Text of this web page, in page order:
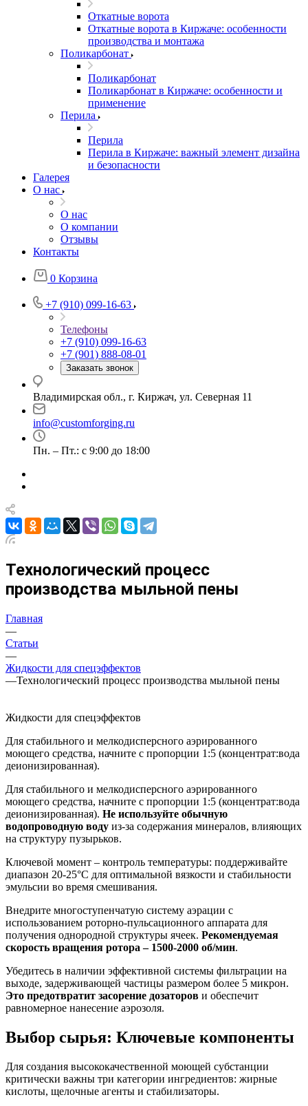
Откатные ворота
Откатные ворота в Киржаче: особенности
производства и монтажа
Поликарбонат
Поликарбонат
Поликарбонат в Киржаче: особенности и
применение
Перила
Перила
Перила в Киржаче: важный элемент дизайна
и безопасности
Галерея
О нас
О нас
О компании
Отзывы
Контакты
0 Корзина
+7 (910) 099-16-63
Телефоны
+7 (910) 099-16-63
+7 (901) 888-08-01
Заказать звонок
Владимирская обл., г. Киржач, ул. Северная 11
info@customforging.ru
Пн. – Пт.: с 9:00 до 18:00
Технологический процесс
производства мыльной пены
Главная
—
Статьи
—
Жидкости для спецэффектов
—Технологический процесс производства мыльной пены
Жидкости для спецэффектов
Для стабильного и мелкодисперсного аэрированного
моющего средства, начните с пропорции 1:5 (концентрат:вода
деионизированная).
Для стабильного и мелкодисперсного аэрированного
моющего средства, начните с пропорции 1:5 (концентрат:вода
деионизированная). Не используйте обычную
водопроводную воду из-за содержания минералов, влияющих
на структуру пузырьков.
Ключевой момент – контроль температуры: поддерживайте
диапазон 20-25°C для оптимальной вязкости и стабильности
эмульсии во время смешивания.
Внедрите многоступенчатую систему аэрации с
использованием роторно-пульсационного аппарата для
получения однородной структуры ячеек. Рекомендуемая
скорость вращения ротора – 1500-2000 об/мин.
Убедитесь в наличии эффективной системы фильтрации на
выходе, задерживающей частицы размером более 5 микрон.
Это предотвратит засорение дозаторов и обеспечит
равномерное нанесение аэрозоля.
Выбор сырья: Ключевые компоненты
Для создания высококачественной моющей субстанции
критически важны три категории ингредиентов: жирные
кислоты, щелочные агенты и стабилизаторы.